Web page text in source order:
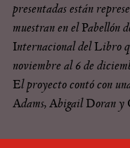
presentadas están
muestran en el Pabellón
Internacional del Libro
noviembre al 6 de
El proyecto contó con
Adams, Abigail Doran y